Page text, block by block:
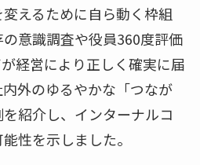
えるために自ら動く枠組
意識調査や役員360度評価
経営により正しく確実に届
外のゆるやかな「つなが
紹介し、インターナルコ
性を示しました。